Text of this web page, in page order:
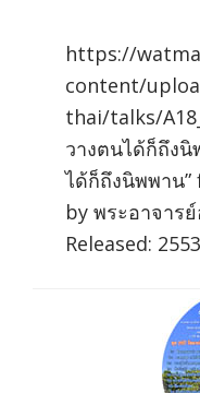
https://
content/
thai/talks/
วางตนได้ก็ถึงนิ
ได้ก็ถึงนิพพาน
by พระอาจาร
Released: